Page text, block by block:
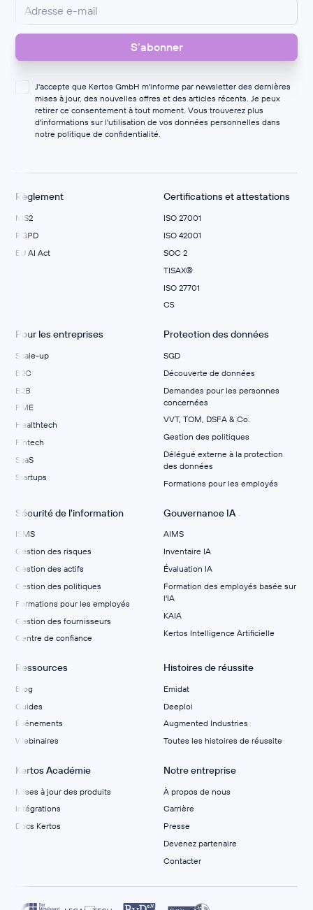
J'accepte que Kertos GmbH m'informe par newsletter des dernières
mises à jour, des nouvelles offres et des articles récents. Je peux
retirer ce consentement à tout moment. Vous trouverez plus
d'informations sur l'utilisation de vos données personnelles dans
notre politique de confidentialité
Règlement
NIS2
RGPD
EU AI Act
Certifications et attestations
ISO 27001
ISO 42001
SOC 2
TISAX®
ISO 27701
C5
Pour les entreprises
Scale-up
B2C
B2B
PME
Healthtech
Fintech
SaaS
Startups
Protection des données
SGD
Découverte de données
Demandes pour les personnes
concernées
VVT, TOM, DSFA & Co.
Gestion des politiques
Délégué externe à la protection
des données
Formations pour les employés
Sécurité de l'information
ISMS
Gestion des risques
Gestion des actifs
Gestion des politiques
Formations pour les employés
Gestion des fournisseurs
Centre de confiance
Gouvernance IA
AIMS
Inventaire IA
Évaluation IA
Formation des employés basée sur
l'IA
KAIA
Kertos Intelligence Artificielle
Ressources
Blog
Guides
Événements
Webinaires
Histoires de réussite
Emidat
Deeploi
Augmented Industries
Toutes les histoires de réussite
Kertos Académie
Mises à jour des produits
Intégrations
Docs Kertos
Notre entreprise
À propos de nous
Carrière
Presse
Devenez partenaire
Contacter